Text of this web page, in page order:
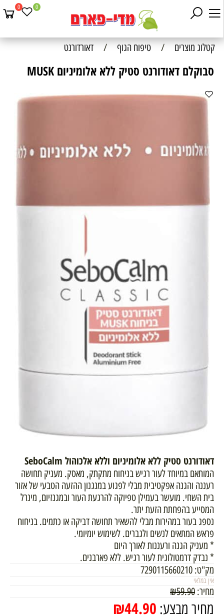
0 0
קטלוג מוצרים / טיפוח הגוף / דאורדורנט
סבוקלם דאודורנט סטיק ללא אלומיניום MUSK
דאודורנט סטיק ללא אלומיניום וללא אלכוהול SeboCalm
המותאם במיוחד לעור רגיש בניחוח מתקתק, מאסק. מעניק תחושה
רעננה והגנה אפקטיבית מבלי לפגוע במנגנון ההזעה הטבעי של אזור
בית השחי. מועשר בעמילן טפיוקה להרגעת העור ובמגנזיום, מינרל
המסייע בהפחתת הזעת יתר.
נספג בעור במהירות מבלי להשאיר תחושה דביקה או כתמים. בניחוח
פראש המתאים לנשים ולגברים. לשימוש יומיומי.
* מעניק הגנה ורעננות לאורך היום
* נבדק דרמטולוגית לעור רגיש. ללא פארבנים.
מק"ט: 7290115660210
אין במלאי
מחיר: ₪59.90
מחיר מבצע: ₪44.90